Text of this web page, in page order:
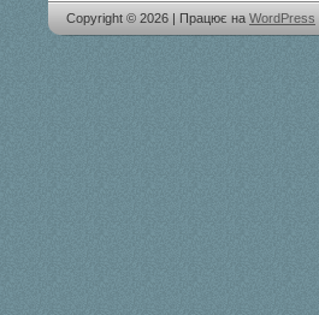
Copyright © 2026 | Працює на WordPress